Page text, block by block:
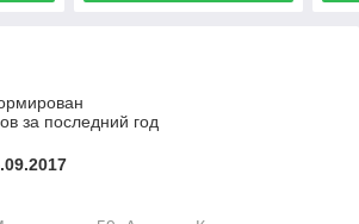
за последний год